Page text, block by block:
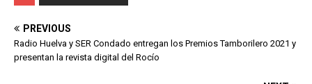
PREVIOUS
Radio Huelva y SER Condado entregan los Premios Tamborilero 2021 y
presentan la revista digital del Rocío